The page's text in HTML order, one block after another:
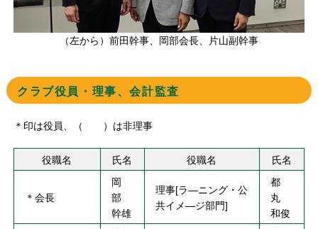
（左から）前田幹事、岡部会長、片山副幹事
クラブ役員・理事、会計監査
＊印は役員、（ ）は非理事
役職名 氏名 役職名 氏名
＊会長
岡
部
幹雄
理事[ラ―ニング・公
共イメ―ジ部門]
都
丸
和俊